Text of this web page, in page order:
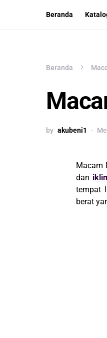
Beranda
Beranda
by akubeni1
Macam
dan
tempat
berat